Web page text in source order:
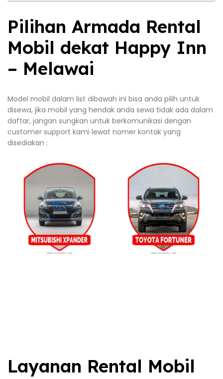
Pilihan Armada Rental
Mobil dekat Happy Inn
– Melawai
Model mobil dalam list dibawah ini bisa anda pilih untuk
disewa, jika mobil yang hendak anda sewa tidak ada dalam
daftar, jangan sungkan untuk berkomunikasi dengan
customer support kami lewat nomer kontak yang
disediakan :
Layanan Rental Mobil